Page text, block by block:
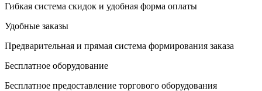
Гибкая система скидок и удобная форма оплаты
Удобные заказы
Предварительная и прямая система формирования заказа
Бесплатное оборудование
Бесплатное предоставление торгового оборудования